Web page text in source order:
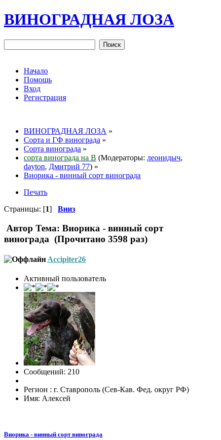
ВИНОГРАДНАЯ ЛОЗА
Начало
Помощь
Вход
Регистрация
ВИНОГРАДНАЯ ЛОЗА »
Сорта и ГФ винограда »
Сорта винограда »
сорта винограда на В (Модераторы: леонидыч,
dayton, Дмитрий 77) »
Виорика - винный сорт винограда
Печать
Страницы: [1] Вниз
Автор Тема: Виорика - винный сорт
винограда (Прочитано 3598 раз)
Accipiter26
Активный пользователь
Сообщений: 210
Регион : г. Ставрополь (Сев-Кав. Фед. округ РФ)
Имя: Алексей
Виорика - винный сорт винограда